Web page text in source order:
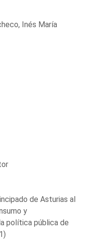
Inés María
de Asturias al
y
política pública de